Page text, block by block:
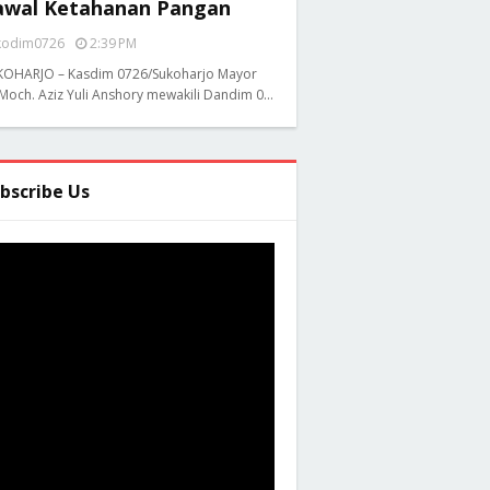
Ketahanan Pangan
2:39 PM
– Kasdim 0726/Sukoharjo Mayor
Aziz Yuli Anshory mewakili Dandim 0…
Us